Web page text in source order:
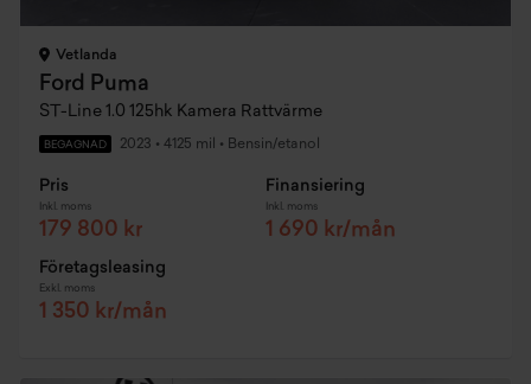
Vetlanda
Ford Puma
ST-Line 1.0 125hk Kamera Rattvärme
BEGAGNAD 2023 • 4125 mil • Bensin/etanol
Pris
Inkl. moms
179 800 kr
Finansiering
Inkl. moms
1 690 kr/mån
Företagsleasing
Exkl. moms
1 350 kr/mån